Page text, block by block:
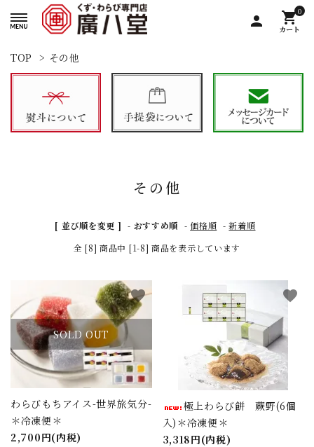
person
0
shopping_cart
カート
TOP > その他
その他
[ 並び順を変更 ] - おすすめ順 -価格順 -新着順
全 [8] 商品中 [1-8] 商品を表示しています
SOLD OUT
わらびもちアイス-世界旅気分-
＊冷凍便＊
2,700円(内税)
favorite
極上わらび餅 蕨野(6個
入)＊冷凍便＊
3,318円(内税)
favorite